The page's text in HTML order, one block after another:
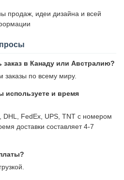
продаж, идеи дизайна и всей
в Канаду или Австралию?
по всему миру.
используете и время
FedEx, UPS, TNT с номером
доставки составляет 4-7